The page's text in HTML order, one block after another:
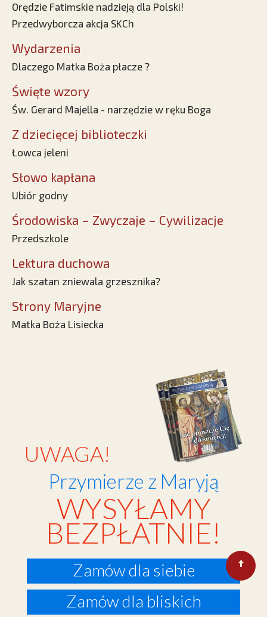
Orędzie Fatimskie nadzieją dla Polski!
Przedwyborcza akcja SKCh
Wydarzenia
Dlaczego Matka Boża płacze ?
Święte wzory
Św. Gerard Majella - narzędzie w ręku Boga
Z dziecięcej biblioteczki
Łowca jeleni
Słowo kapłana
Ubiór godny
Środowiska – Zwyczaje – Cywilizacje
Przedszkole
Lektura duchowa
Jak szatan zniewala grzesznika?
Strony Maryjne
Matka Boża Lisiecka
UWAGA!
Przymierze z Maryją
WYSYŁAMY
BEZPŁATNIE!
Zamów dla siebie
Zamów dla bliskich